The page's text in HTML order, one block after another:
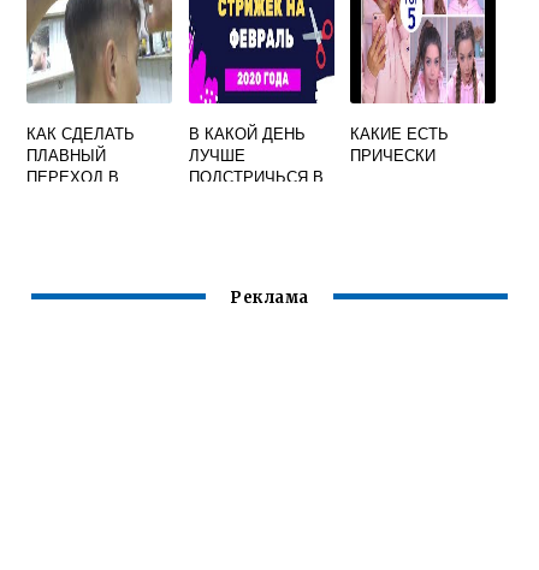
КАК СДЕЛАТЬ
ПЛАВНЫЙ
ПЕРЕХОД В
В КАКОЙ ДЕНЬ
ЛУЧШЕ
ПОДСТРИЧЬСЯ В
КАКИЕ ЕСТЬ
ПРИЧЕСКИ
Реклама